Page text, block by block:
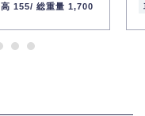
155/ 総重量 1,700